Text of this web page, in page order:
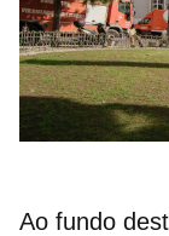
Ao fundo